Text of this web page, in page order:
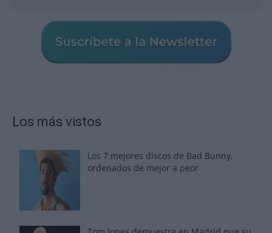
Los más vistos
Los 7 mejores discos de Bad Bunny,
ordenados de mejor a peor